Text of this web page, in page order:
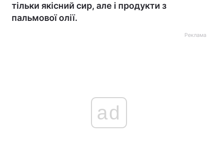
тільки якісний сир, але і продукти з
пальмової олії.
Реклама
ad